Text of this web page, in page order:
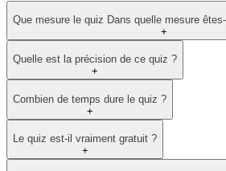
Que mesure le quiz Dans quelle mesure
+
Quelle est la précision de ce quiz ?
+
Combien de temps dure le quiz ?
+
Le quiz est-il vraiment gratuit ?
+